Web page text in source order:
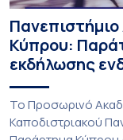
Κύπρου:
εκδήλωσης
Το Προσωρινό
Καποδιστριακού